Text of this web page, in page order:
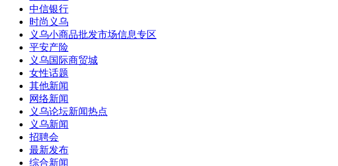
中信银行
时尚义乌
义乌小商品批发市场信息专区
平安产险
义乌国际商贸城
女性话题
其他新闻
网络新闻
义乌论坛新闻热点
义乌新闻
招聘会
最新发布
综合新闻